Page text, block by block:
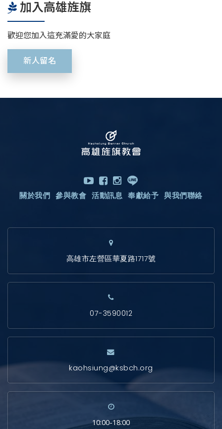
加入高雄旌旗
歡迎您加入這充滿愛的大家庭
新人留名
關於我們 參與教會 活動訊息 奉獻給予 與我們聯絡
高雄市左營區華夏路1717號
07-3590012
kaohsiung@ksbch.org
10:00-18:00